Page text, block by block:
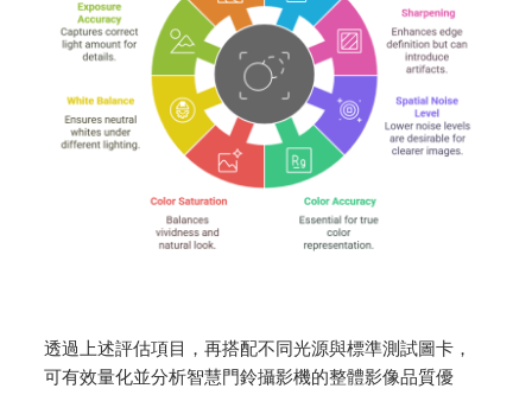
透過上述評估項目，再搭配不同光源與標準測試圖卡，
可有效量化並分析智慧門鈴攝影機的整體影像品質優